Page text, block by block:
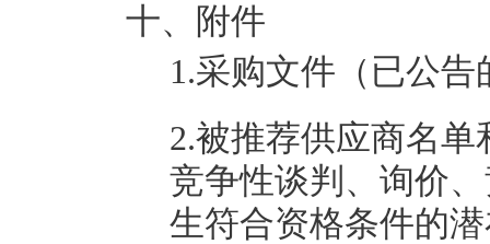
十、附件
1.采购文件（已公
2.被推荐供应商名
竞争性谈判、询价
生符合资格条件的